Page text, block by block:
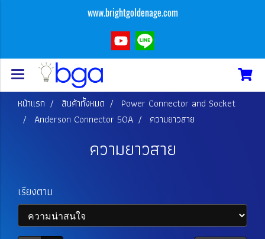
www.brightgoldenage.com
หน้าแรก สินค้าทั้งหมด
Power Connector and Socket
Anderson Connector 50A
ความยาวสาย
ความยาวสาย
เรียงตาม